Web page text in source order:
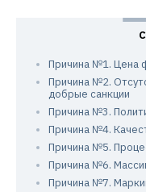
Причина №1. Цена
Причина №2.
добрые санкции
Причина №3.
Причина №4.
Причина №5.
Причина №6.
Причина №7.